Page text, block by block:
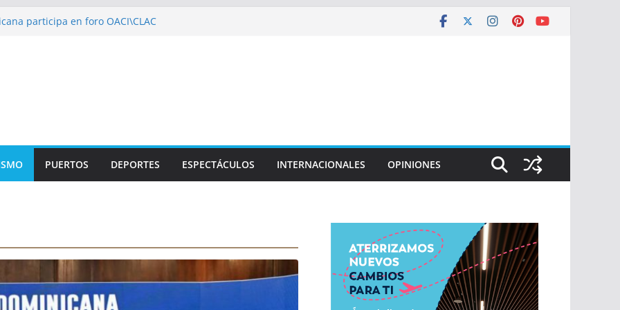
participa en foro OACI\CLAC
en normas de calidad ISO
multidisciplinario operativo médico
PUERTOS DEPORTES ESPECTÁCULOS INTERNACIONALES OPINIONES